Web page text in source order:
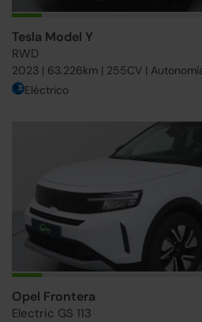
Tesla Model Y
RWD
2023 | 63.226km | 255CV |
Eléctrico
Opel Frontera
Electric GS 113